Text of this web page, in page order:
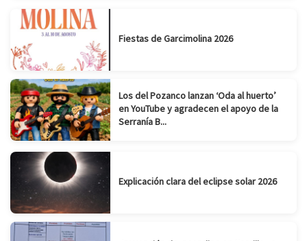
Fiestas de Garcimolina 2026
Los del Pozanco lanzan ‘Oda al huerto’
en YouTube y agradecen el apoyo de la
Serranía B...
Explicación clara del eclipse solar 2026